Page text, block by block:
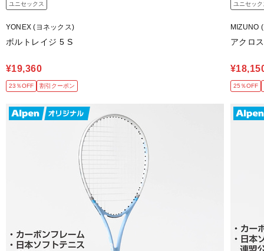
ユニセックス
YONEX (ヨネックス)
ボルトレイジ 5 S
¥19,360
23％OFF 割引クーポン
ユニセック
MIZUNO
アクロ
25％OFF